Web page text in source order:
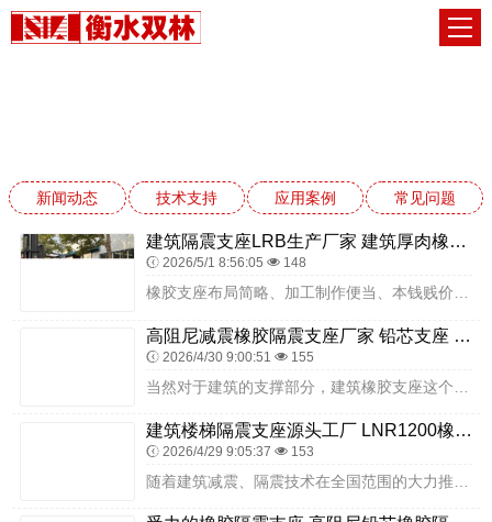
新闻动态 技术支持 应用案例 常见问题
建筑隔震支座LRB生产厂家 建筑厚肉橡胶隔震支座 LRB400铅芯隔震支座多少钱
2026/5/1 8:56:05 148
高阻尼减震橡胶隔震支座厂家 铅芯支座 LRB600-Ⅱ铅芯橡胶隔震支座厂家
2026/4/30 9:00:51 155
建筑楼梯隔震支座源头工厂 LNR1200橡胶隔震支座生产加工 减震隔震支座工厂厂家
2026/4/29 9:05:37 153